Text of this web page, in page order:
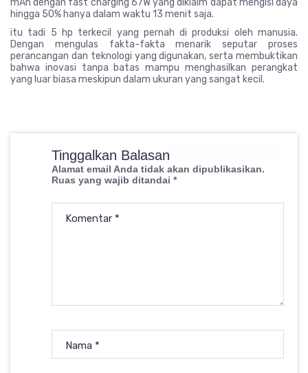
hingga 50% hanya dalam waktu 13 menit saja.
itu tadi 5 hp terkecil yang pernah di produksi oleh manusia.
Dengan mengulas fakta-fakta menarik seputar proses
perancangan dan teknologi yang digunakan, serta membuktikan
bahwa inovasi tanpa batas mampu menghasilkan perangkat
yang luar biasa meskipun dalam ukuran yang sangat kecil.
Tinggalkan Balasan
Alamat email Anda tidak akan dipublikasikan.
Ruas yang wajib ditandai *
Komentar *
Nama *